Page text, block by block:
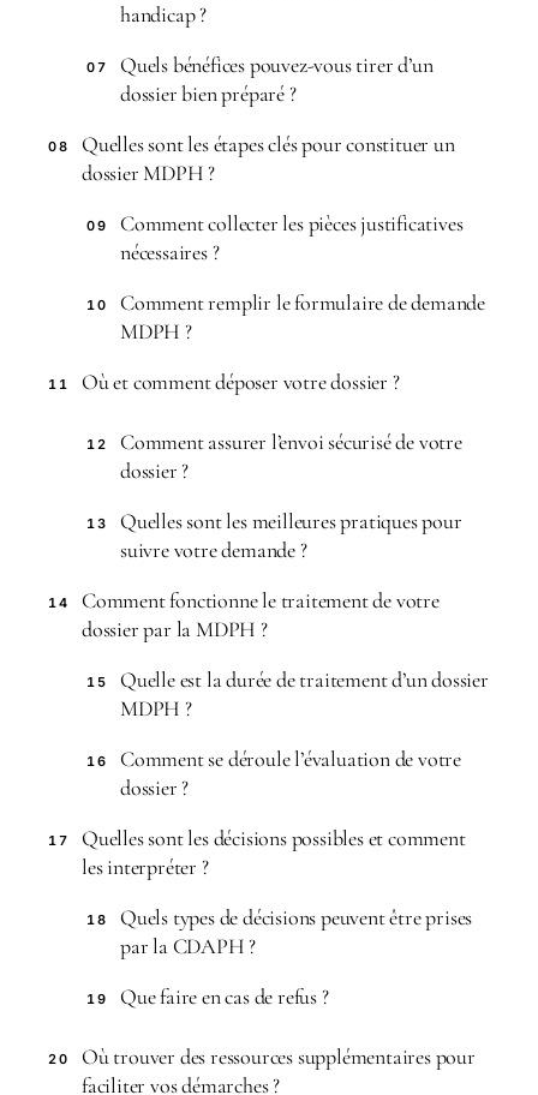
handicap ?
07
Quels bénéfices pouvez-vous tirer d’un
dossier bien préparé ?
08
Quelles sont les étapes clés pour constituer un
dossier MDPH ?
09
Comment collecter les pièces justificatives
nécessaires ?
10
Comment remplir le formulaire de demande
MDPH ?
11 Où et comment déposer votre dossier ?
12
Comment assurer l’envoi sécurisé de votre
dossier ?
13
Quelles sont les meilleures pratiques pour
suivre votre demande ?
14
Comment fonctionne le traitement de votre
dossier par la MDPH ?
15
Quelle est la durée de traitement d’un dossier
MDPH ?
16
Comment se déroule l’évaluation de votre
dossier ?
17
Quelles sont les décisions possibles et comment
les interpréter ?
18
Quels types de décisions peuvent être prises
par la CDAPH ?
19 Que faire en cas de refus ?
20
Où trouver des ressources supplémentaires pour
faciliter vos démarches ?